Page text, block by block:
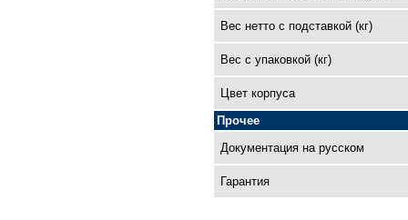
Вес нетто с подставкой (кг)
Вес с упаковкой (кг)
Цвет корпуса
Прочее
Документация на русском
Гарантия